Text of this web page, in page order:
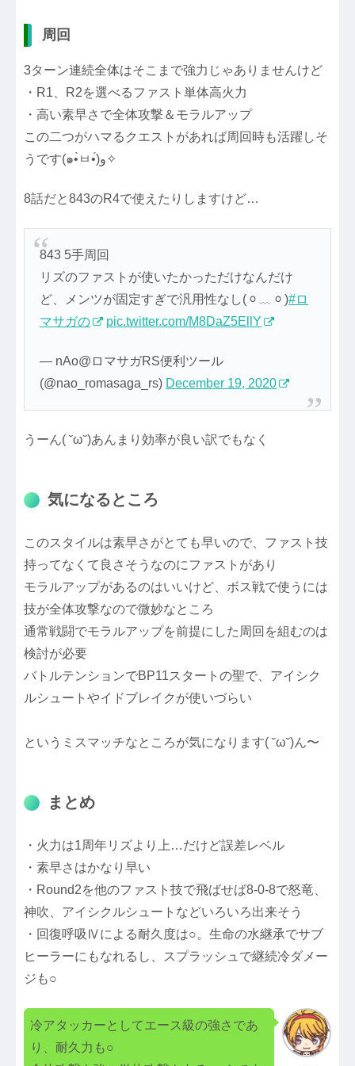
周回
3ターン連続全体はそこまで強力じゃありませんけど
・R1、R2を選べるファスト単体高火力
・高い素早さで全体攻撃＆モラルアップ
この二つがハマるクエストがあれば周回時も活躍しそ
うです(๑•̀ㅂ•́)و✧
8話だと843のR4で使えたりしますけど…
843 5手周回
リズのファストが使いたかっただけなんだけ
ど、メンツが固定すぎで汎用性なし(ᆼ﹏ᆼ)#ロ
マサガの
pic.twitter.com/M8DaZ5EllY
— nAo@ロマサガRS便利ツール
(@nao_romasaga_rs) December 19, 2020
うーん( ˘ω˘)あんまり効率が良い訳でもなく
気になるところ
このスタイルは素早さがとても早いので、ファスト技
持ってなくて良さそうなのにファストがあり
モラルアップがあるのはいいけど、ボス戦で使うには
技が全体攻撃なので微妙なところ
通常戦闘でモラルアップを前提にした周回を組むのは
検討が必要
バトルテンションでBP11スタートの聖で、アイシク
ルシュートやイドブレイクが使いづらい
というミスマッチなところが気になります( ˘ω˘)ん〜
まとめ
・火力は1周年リズより上…だけど誤差レベル
・素早さはかなり早い
・Round2を他のファスト技で飛ばせば8-0-8で怒竜、
神吹、アイシクルシュートなどいろいろ出来そう
・回復呼吸Ⅳによる耐久度は○。生命の水継承でサブ
ヒーラーにもなれるし、スプラッシュで継続冷ダメー
ジも○
冷アタッカーとしてエース級の強さであ
り、耐久力も○